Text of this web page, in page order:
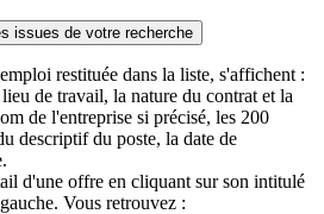
issues de votre recherche
restituée dans la liste, s'affichent :
de travail, la nature du contrat et la
de l'entreprise si précisé, les 200
descriptif du poste, la date de
d'une offre en cliquant sur son intitulé
Vous retrouvez :